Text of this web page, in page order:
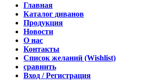
Главная
Каталог диванов
Продукция
Новости
О нас
Контакты
Список желаний (Wishlist)
сравнить
Вход / Регистрация